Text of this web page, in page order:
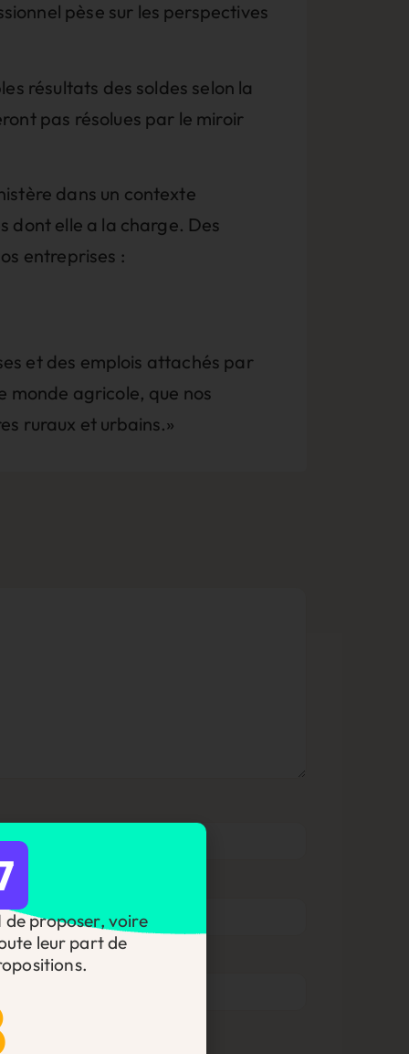
pèse sur les perspectives
résultats des soldes selon la
pas résolues par le miroir
dans un contexte
dont elle a la charge. Des
entreprises :
et des emplois attachés par
monde agricole, que nos
ruraux et urbains.»
de proposer, voire
leur part de